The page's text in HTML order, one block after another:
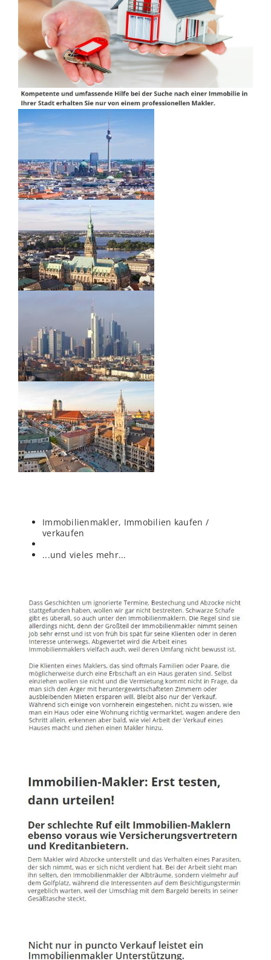
Immobilienmakler, Immobilien kaufen /
verkaufen
...und vieles mehr...